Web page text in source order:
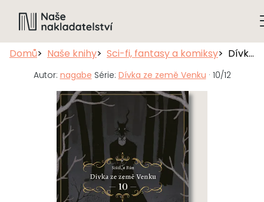
Domů Naše knihy Sci-fi, fantasy a komiksy Dívka ze země Venku 10
Autor: nagabe Série: Dívka ze země Venku · 10/12